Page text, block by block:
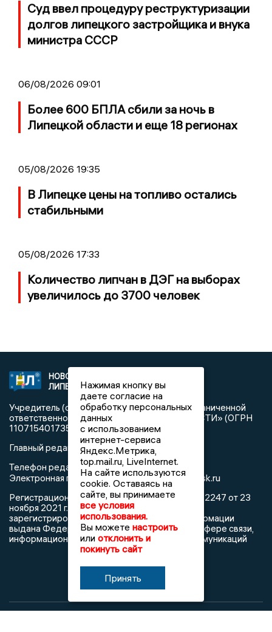
Суд ввел процедуру реструктуризации
долгов липецкого застройщика и внука
министра СССР
06/08/2026 09:01
Более 600 БПЛА сбили за ночь в
Липецкой области и еще 18 регионах
05/08/2026 19:35
В Липецке цены на топливо остались
стабильными
05/08/2026 17:33
Количество липчан в ДЭГ на выборах
увеличилось до 3700 человек
НОВОСТИ
ЛИПЕЦКА
«Новости Липецка»
Учредитель (соучредители): Общество с ограниченной
ответственностью «РЕГИОНАЛЬНЫЕ НОВОСТИ» (ОГРН
1107154017354)
Главный редактор: Герцог Е.Г.
Телефон редакции: +7 903 699 9427
Электронная почта редакции:info@newslipetsk.ru
Регистрационный номер: серия Эл № ФС77-82247 от 23
ноября 2021 г. согласно выписке из реестра
зарегистрированных средств массовой информации
выдана Федеральной службой по надзору в сфере связи,
информационных технологий и массовых коммуникаций
Нажимая кнопку вы
даете согласие на
обработку персональных
данных
с использованием
интернет-сервиса
Яндекс.Метрика,
top.mail.ru, LiveInternet.
На сайте используются
cookie. Оставаясь на
сайте, вы принимаете
все условия
использования.
Вы можете настроить
или отклонить и
покинуть сайт
Принять